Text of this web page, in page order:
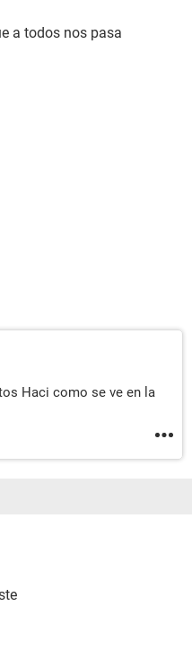
a todos nos pasa
Haci como se ve en la